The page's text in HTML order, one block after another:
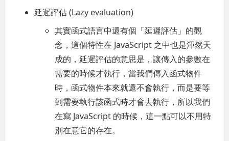
延遲評估 (Lazy evaluation)
其實函式語言中還有個「延遲評估」的觀
念，這個特性在 JavaScript 之中也是渾然天
成的，延遲評估的意思是，讓傳入的參數在
需要的時候才執行，當我們傳入函式物件
時，函式物件本來就還不會執行，而是要等
到需要執行該函式時才會去執行，所以我們
在寫 JavaScript 的時候，這一點可以不用特
別在意它的存在。